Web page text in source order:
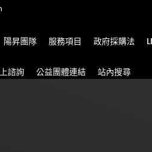
陽昇團隊 服務項目 政府採購法
諮詢 公益團體連結 站內搜尋